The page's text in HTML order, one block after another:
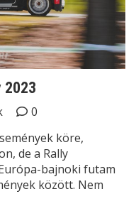
2023
0
köre,
de a Rally
bajnoki futam
között. Nem